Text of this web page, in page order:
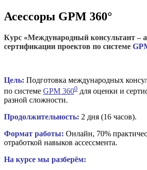
Асессоры GPM 360°
Курс «Международный консультант –
сертификации проектов по системе
Цель: Подготовка международных
по системе GPM 3600 для оценки и
разной сложности.
Продолжительность: 2 дня (16 часов).
Формат работы: Онлайн, 70%
отработкой навыков ассессмента.
На курсе мы разберём: